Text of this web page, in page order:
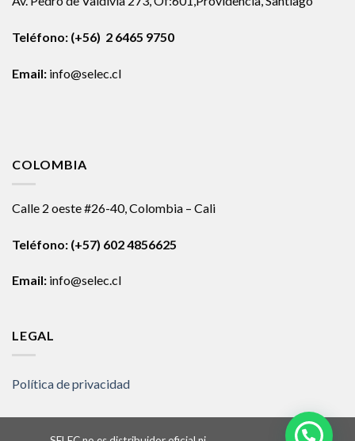
Teléfono: (+56) 2 6465 9750
Email: info@selec.cl
COLOMBIA
Calle 2 oeste #26-40, Colombia – Cali
Teléfono: (+57) 602 4856625
Email: info@selec.cl
LEGAL
Política de privacidad